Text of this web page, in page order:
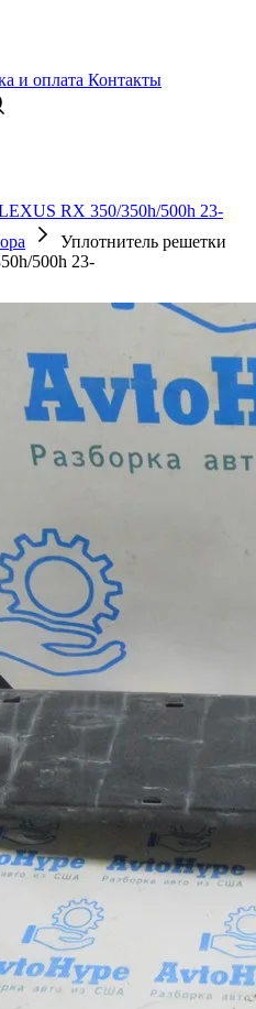
и оплата Контакты
RX 350/350h/500h 23-
Уплотнитель решетки
500h 23-